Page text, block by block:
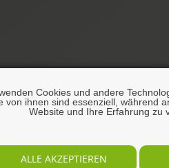
Cookies und andere
von ihnen sind essenziell, während
Website und Ihre Erfahrung zu
ALLE AKZEPTIEREN